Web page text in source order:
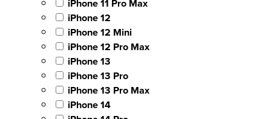
iPhone 12
iPhone 12 Mini
iPhone 12 Pro Max
iPhone 13
iPhone 13 Pro
iPhone 13 Pro Max
iPhone 14